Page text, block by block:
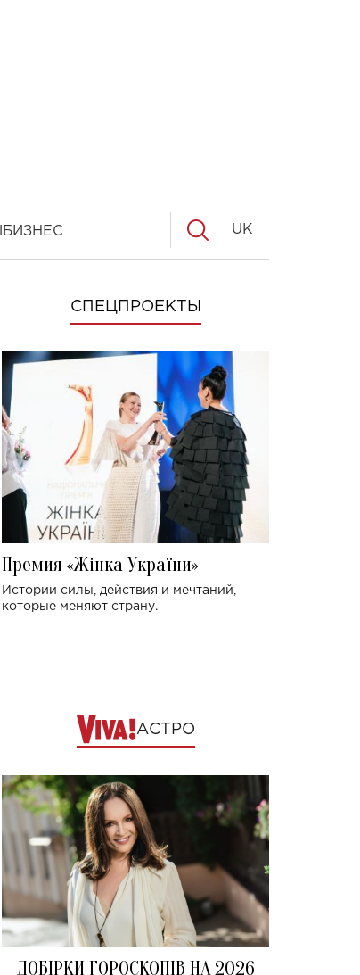
БИЗНЕС UK
СПЕЦПРОЕКТЫ
Премия «Жінка України»
Истории силы, действия и мечтаний,
которые меняют страну.
АСТРО
ДОБІРКИ ГОРОСКОПІВ НА 2026